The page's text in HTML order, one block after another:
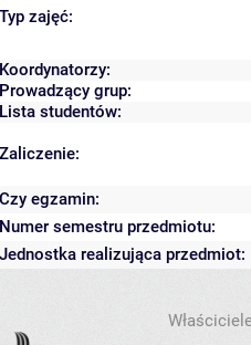
Typ zajęć:
Koordynatorzy:
Prowadzący grup:
Lista studentów:
Zaliczenie:
Czy egzamin:
Numer semestru przedmiotu:
Jednostka realizująca przedmiot: